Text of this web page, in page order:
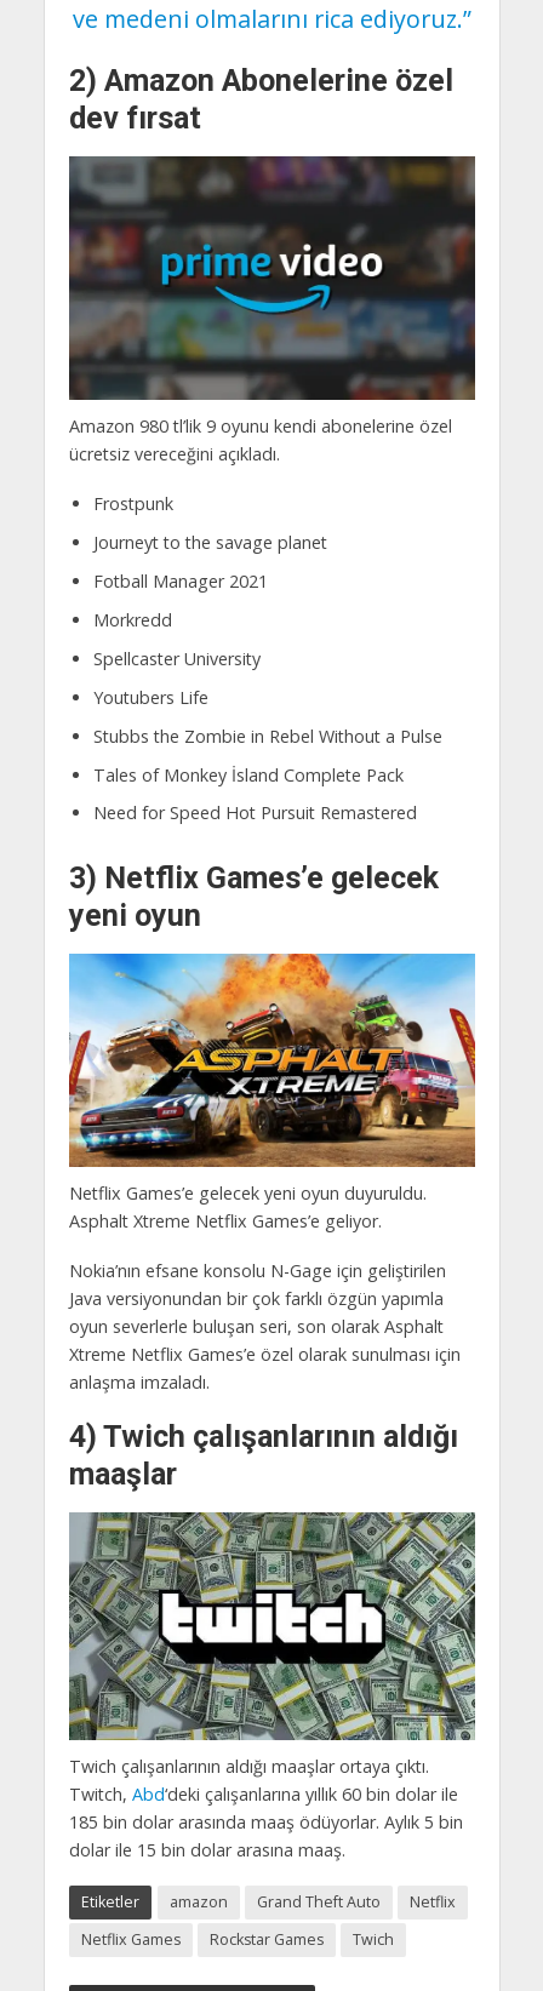
ve medeni olmalarını rica ediyoruz.”
2) Amazon Abonelerine özel
dev fırsat
Amazon 980 tl’lik 9 oyunu kendi abonelerine özel
ücretsiz vereceğini açıkladı.
Frostpunk
Journeyt to the savage planet
Fotball Manager 2021
Morkredd
Spellcaster University
Youtubers Life
Stubbs the Zombie in Rebel Without a Pulse
Tales of Monkey İsland Complete Pack
Need for Speed Hot Pursuit Remastered
3) Netflix Games’e gelecek
yeni oyun
Netflix Games’e gelecek yeni oyun duyuruldu.
Asphalt Xtreme Netflix Games’e geliyor.
Nokia’nın efsane konsolu N-Gage için geliştirilen
Java versiyonundan bir çok farklı özgün yapımla
oyun severlerle buluşan seri, son olarak Asphalt
Xtreme Netflix Games’e özel olarak sunulması için
anlaşma imzaladı.
4) Twich çalışanlarının aldığı
maaşlar
Twich çalışanlarının aldığı maaşlar ortaya çıktı.
Twitch, Abd‘deki çalışanlarına yıllık 60 bin dolar ile
185 bin dolar arasında maaş ödüyorlar. Aylık 5 bin
dolar ile 15 bin dolar arasına maaş.
Etiketler amazon Grand Theft Auto
Netflix
Netflix Games
Rockstar Games Twich